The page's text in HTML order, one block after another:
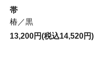
帯
椿／黒
13,200円(税込14,520円)